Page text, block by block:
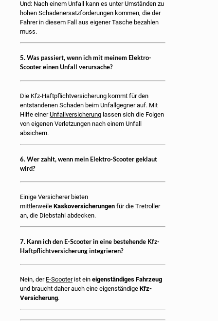
Und: Nach einem Unfall kann es unter Umständen zu
hohen Schadenersatzforderungen kommen, die der
Fahrer in diesem Fall aus eigener Tasche bezahlen
muss.
5. Was passiert, wenn ich mit meinem Elektro-
Scooter einen Unfall verursache?
Die Kfz-Haftpflichtversicherung kommt für den
entstandenen Schaden beim Unfallgegner auf. Mit
Hilfe einerUnfallversicherung lassen sich die Folgen
von eigenen Verletzungen nach einem Unfall
absichern.
6. Wer zahlt, wenn mein Elektro-Scooter geklaut
wird?
Einige Versicherer bieten
mittlerweile Kaskoversicherungen für die Tretroller
an, die Diebstahl abdecken.
7. Kann ich den E-Scooter in eine bestehende Kfz-
Haftpflichtversicherung integrieren?
Nein, der E-Scooterist ein eigenständiges Fahrzeug
und braucht daher auch eine eigenständige Kfz-
Versicherung.